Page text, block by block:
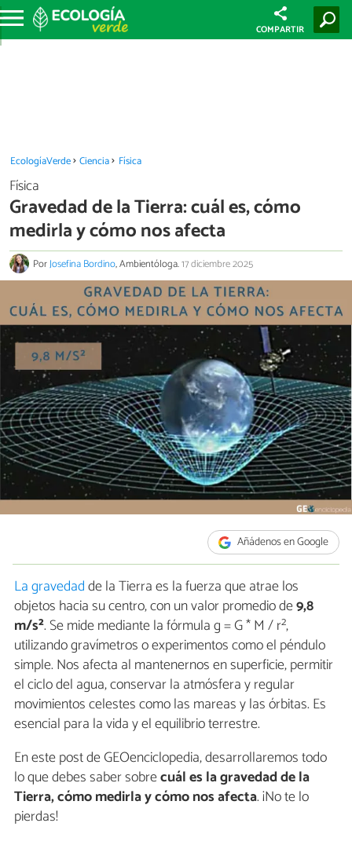
COMPARTIR
EcologíaVerde Ciencia Física
Física
Gravedad de la Tierra: cuál es, cómo
medirla y cómo nos afecta
PorJosefina Bordino, Ambientóloga.17 diciembre 2025
Añádenos en Google
La gravedadde la Tierra es la fuerza que atrae los
objetos hacia su centro, con un valor promedio de9,8
m/s². Se mide mediante la fórmula g = G * M / r²,
utilizando gravímetros o experimentos como el péndulo
simple. Nos afecta al mantenernos en superficie, permitir
el ciclo del agua, conservar la atmósfera y regular
movimientos celestes como las mareas y las órbitas. Es
esencial para la vida y el equilibrio terrestre.
En este post de GEOenciclopedia, desarrollaremos todo
lo que debes saber sobrecuál es la gravedad de la
Tierra, cómo medirla y cómo nos afecta. ¡No te lo
pierdas!